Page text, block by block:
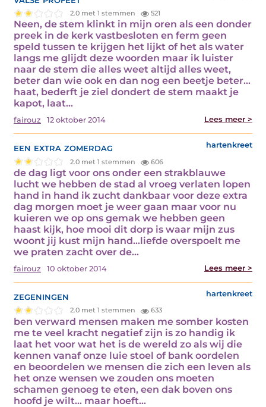
2.0 met 1 stemmen 521
Neen, de stem klinkt in mijn oren als een donder
preek in de kerk vastbesloten en ferm geen
speld tussen te krijgen het lijkt of het als water
langs me glijdt deze woorden maar ik luister
naar de stem die alles weet altijd alles weet,
beter dan wie ook en dan nog een beetje beter…
haat, bederft je ziel dondert de stem maakt je
kapot, laat…
fairouz 12 oktober 2014 Lees meer >
een extra zomerdag hartenkreet
2.0 met 1 stemmen 606
de dag ligt voor ons onder een strakblauwe
lucht we hebben de stad al vroeg verlaten lopen
hand in hand ik zucht dankbaar voor deze extra
dag morgen moet je weer gaan maar voor nu
kuieren we op ons gemak we hebben geen
haast kijk, hoe mooi dit dorp is waar mijn zus
woont jij kust mijn hand…liefde overspoelt me
we praten zacht over de…
fairouz 10 oktober 2014 Lees meer >
zegeningen hartenkreet
2.0 met 1 stemmen 633
ben verward mensen maken me somber kosten
me te veel kracht negatief zijn is zo handig ik
laat het voor wat het is de wereld zo als wij die
kennen vanaf onze luie stoel of bank oordelen
en beoordelen we mensen die zich een leven als
het onze wensen we zouden ons moeten
schamen genoeg te eten, een dak boven ons
hoofd je wilt… maar hoeft…